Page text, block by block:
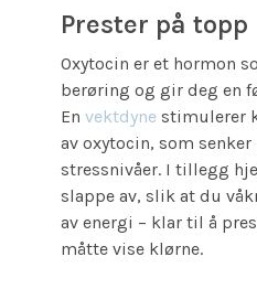
Prester på topp
Oxytocin er et hormon
berøring og gir deg en
En vektdynestimulerer
av oxytocin, som
stressnivåer. I tillegg
slappe av, slik at du
av energi – klar til å
måtte vise klørne.